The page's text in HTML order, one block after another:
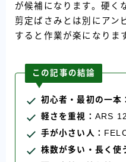
が候補になります。硬く
剪定ばさみとは別にアン
すると作業が楽になりま
この記事の結論
初心者・最初の一本：
軽さを重視： ARS
手が小さい人：
株数が多い・長く使